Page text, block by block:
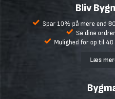
Bliv
Spar 10% på mere end
Se dine
Mulighed for op til
Læs